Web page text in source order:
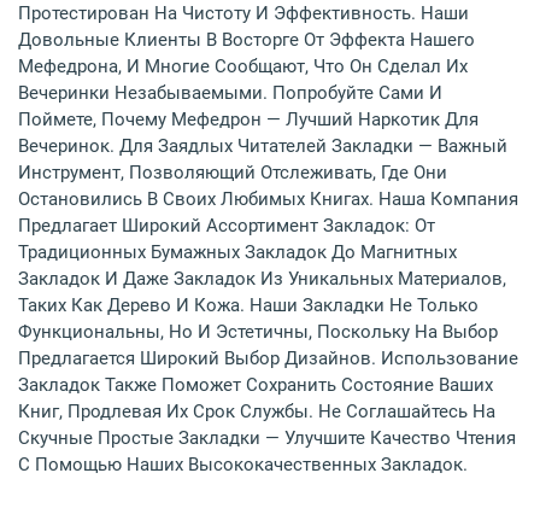
Протестирован На Чистоту И Эффективность. Наши
Довольные Клиенты В Восторге От Эффекта Нашего
Мефедрона, И Многие Сообщают, Что Он Сделал Их
Вечеринки Незабываемыми. Попробуйте Сами И
Поймете, Почему Мефедрон — Лучший Наркотик Для
Вечеринок. Для Заядлых Читателей Закладки — Важный
Инструмент, Позволяющий Отслеживать, Где Они
Остановились В Своих Любимых Книгах. Наша Компания
Предлагает Широкий Ассортимент Закладок: От
Традиционных Бумажных Закладок До Магнитных
Закладок И Даже Закладок Из Уникальных Материалов,
Таких Как Дерево И Кожа. Наши Закладки Не Только
Функциональны, Но И Эстетичны, Поскольку На Выбор
Предлагается Широкий Выбор Дизайнов. Использование
Закладок Также Поможет Сохранить Состояние Ваших
Книг, Продлевая Их Срок Службы. Не Соглашайтесь На
Скучные Простые Закладки — Улучшите Качество Чтения
С Помощью Наших Высококачественных Закладок.